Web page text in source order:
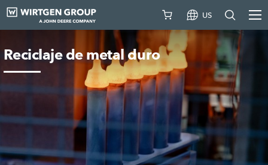
US
Reciclaje de metal duro